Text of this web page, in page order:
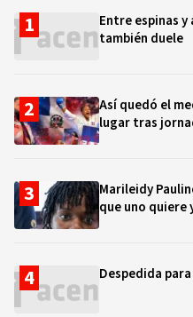
Entre espinas
también duele
Así quedó el
lugar tras
Marileidy
que uno quiere
Despedida